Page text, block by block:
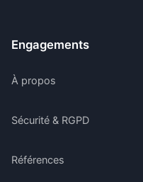
Engagements
À propos
Sécurité & RGPD
Références